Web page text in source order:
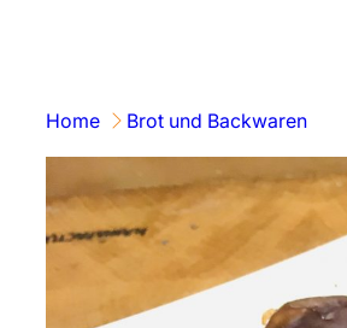
Home Brot und Backwaren